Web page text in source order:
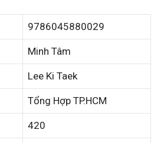
9786045880029
Minh Tâm
Lee Ki Taek
Tổng Hợp TP.HCM
420